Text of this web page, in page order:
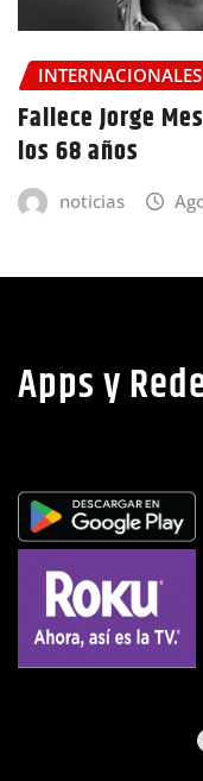
Gobierno
trabajan en
combustibles
noticias
Apps y